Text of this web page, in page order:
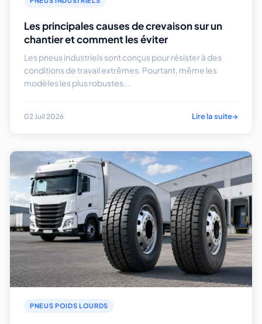
Les principales causes de crevaison sur un
chantier et comment les éviter
Les pneus industriels sont conçus pour résister à des
conditions de travail extrêmes. Pourtant, même les
modèles les plus robustes...
02 Juil 2026 Lire la suite→
PNEUS POIDS LOURDS